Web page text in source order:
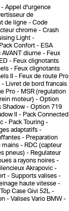
Appel d'urgence
de
de ligne
Code
chrome
Crash
Light
Confort
ESA
AVANT diurne
Feux
Feux clignotants
Feux clignotants
II
Feux de route Pro
Livret de bord francais
Pro
MSR (regulation
moteur)
Option
Shadow
Option 719
II
Pack Connected
Pack Touring
adaptatifs
Preparation
mains
RDC (capteur
pneus)
Regulateur
a rayons noires
Akrapovic
Supports valises
haute vitesse
Top Case Givi 52L
Valises Vario BMW